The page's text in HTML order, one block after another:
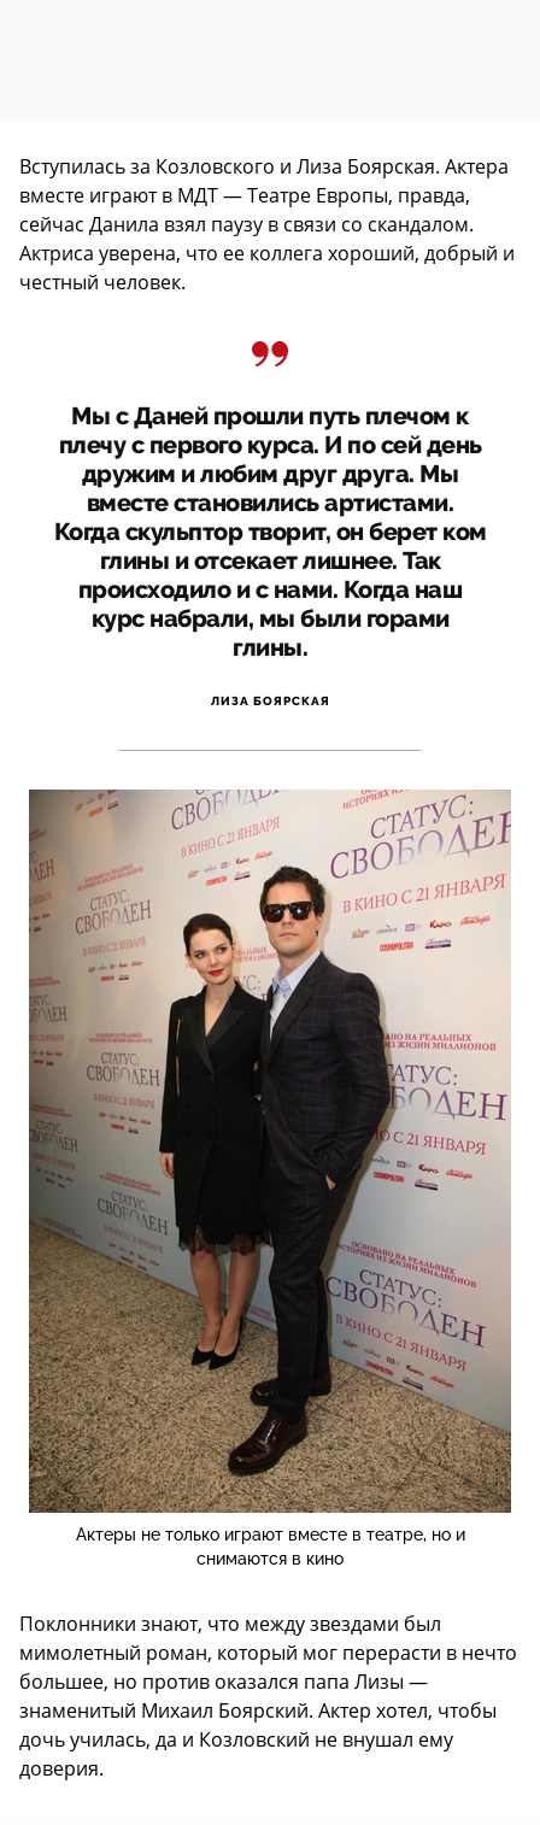
Вступилась за Козловского и Лиза Боярская. Актера
вместе играют в МДТ — Театре Европы, правда,
сейчас Данила взял паузу в связи со скандалом.
Актриса уверена, что ее коллега хороший, добрый и
честный человек.
Мы с Даней прошли путь плечом к
плечу с первого курса. И по сей день
дружим и любим друг друга. Мы
вместе становились артистами.
Когда скульптор творит, он берет ком
глины и отсекает лишнее. Так
происходило и с нами. Когда наш
курс набрали, мы были горами
глины.
ЛИЗА БОЯРСКАЯ
Актеры не только играют вместе в театре, но и
снимаются в кино
Поклонники знают, что между звездами был
мимолетный роман, который мог перерасти в нечто
большее, но против оказался папа Лизы —
знаменитый Михаил Боярский. Актер хотел, чтобы
дочь училась, да и Козловский не внушал ему
доверия.